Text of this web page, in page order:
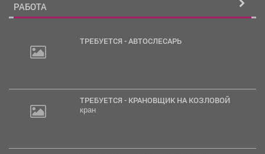
РАБОТА
ТРЕБУЕТСЯ - АВТОСЛЕСАРЬ
ТРЕБУЕТСЯ - КРАНОВЩИК НА КОЗЛОВОЙ
кран